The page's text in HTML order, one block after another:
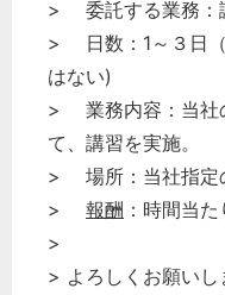
> 委託する業務：
> 日数：1～３日（
はない)
> 業務内容：当社
て、講習を実施。
> 場所：当社指定
> 報酬 ：時間当
>
> よろしくお願いし